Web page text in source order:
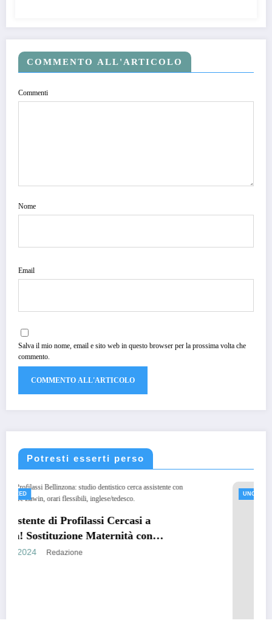
COMMENTO ALL'ARTICOLO
Commenti
Nome
Email
Salva il mio nome, email e sito web in questo browser per la prossima volta che
commento.
Potresti esserti perso